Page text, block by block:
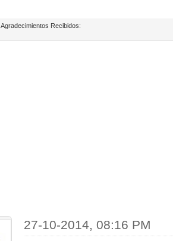
Agradecimientos Recibidos:
27-10-2014, 08:16 PM